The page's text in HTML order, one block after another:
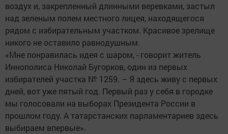
воздух и, закрепленный длинными веревками, застыл
над зеленым полем местного лицея, находящегося
рядом с избирательным участком. Красивое зрелище
никого не оставило равнодушным.
«Мне понравилась идея с шаром, - говорит житель
Иннополиса Николай Бугорков, один из первых
избирателей участка № 1259. – Я здесь живу с первых
дней, вот уже пятый год. Первый раз у себя в городке
мы голосовали на выборах Президента России в
прошлом году. А татарстанских парламентариев здесь
выбираем впервые».